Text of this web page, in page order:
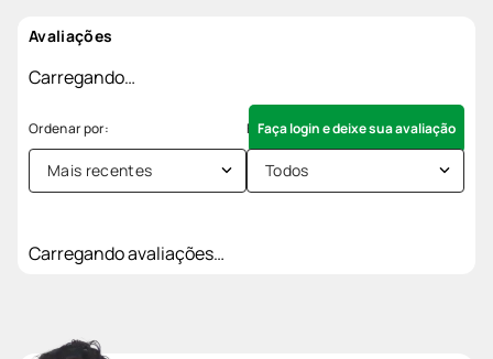
Avaliações
Carregando…
Faça login e deixe sua avaliação
Mais recentes Todos
Carregando avaliações…